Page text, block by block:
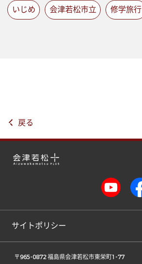
いじめ 会津若松市立 修学旅行
戻る
サイトポリシー
〒965-0872 福島県会津若松市東栄町1-77